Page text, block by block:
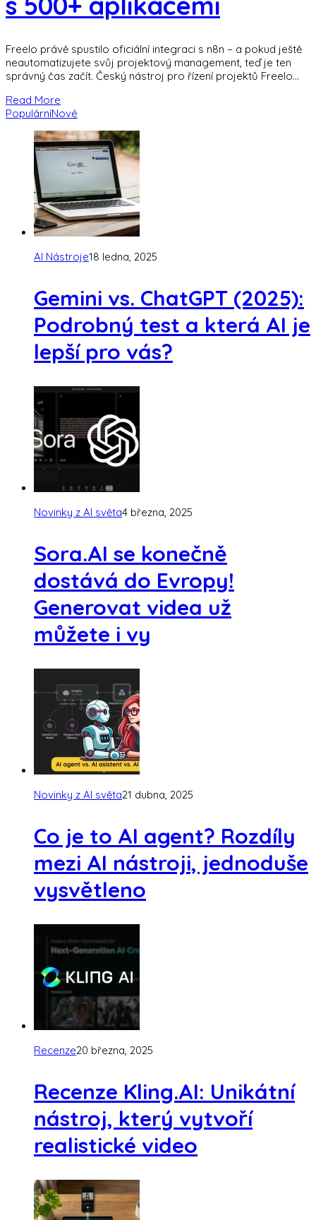
Freelo právě spustilo oficiální integraci s n8n – a pokud ještě
neautomatizujete svůj projektový management, teď je ten
správný čas začít. Český nástroj pro řízení projektů Freelo
Read More
PopulárníNové
AI Nástroje18 ledna, 2025
Gemini vs. ChatGPT (2025):
Podrobný test a která AI je
lepší pro vás?
Novinky z AI světa4 března, 2025
Sora.AI se konečně
dostává do Evropy!
Generovat videa už
můžete i vy
Novinky z AI světa21 dubna, 2025
Co je to AI agent? Rozdíly
mezi AI nástroji, jednoduše
vysvětleno
Recenze20 března, 2025
Recenze Kling.AI: Unikátní
nástroj, který vytvoří
realistické video